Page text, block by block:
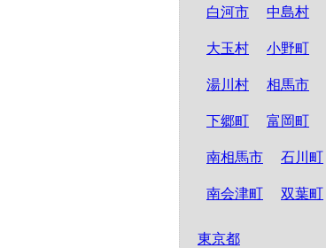
白河市 中島村
大玉村 小野町
湯川村 相馬市
下郷町 富岡町
南相馬市 石川町
南会津町 双葉町
東京都